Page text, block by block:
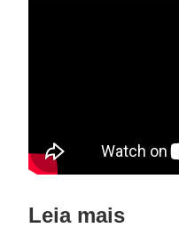
Leia mais